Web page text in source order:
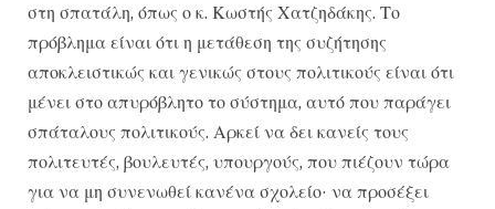
στη σπατάλη, όπως ο κ. Κωστής Χατζηδάκης. Το
πρόβλημα είναι ότι η μετάθεση της συζήτησης
αποκλειστικώς και γενικώς στους πολιτικούς είναι ότι
μένει στο απυρόβλητο το σύστημα, αυτό που παράγει
σπάταλους πολιτικούς. Αρκεί να δει κανείς τους
πολιτευτές, βουλευτές, υπουργούς, που πιέζουν τώρα
για να μη συνενωθεί κανένα σχολείο· να προσέξει